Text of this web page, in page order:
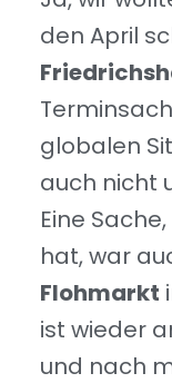
den April
globalen
auch nicht
Eine
hat, war
Flohmarkt
ist wieder
und nach